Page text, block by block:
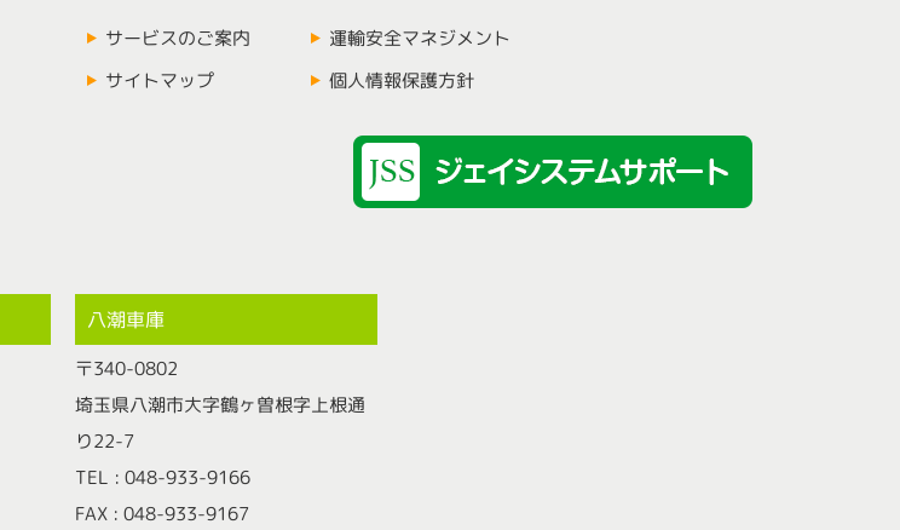
サービスのご案内
運輸安全マネジメント
サイトマップ 個人情報保護方針
八潮車庫
〒340-0802
埼玉県八潮市大字鶴ヶ曽根字上根通
り22-7
TEL : 048-933-9166
FAX : 048-933-9167